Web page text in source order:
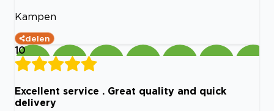
Kampen
delen
10
Excellent service . Great quality and quick
delivery